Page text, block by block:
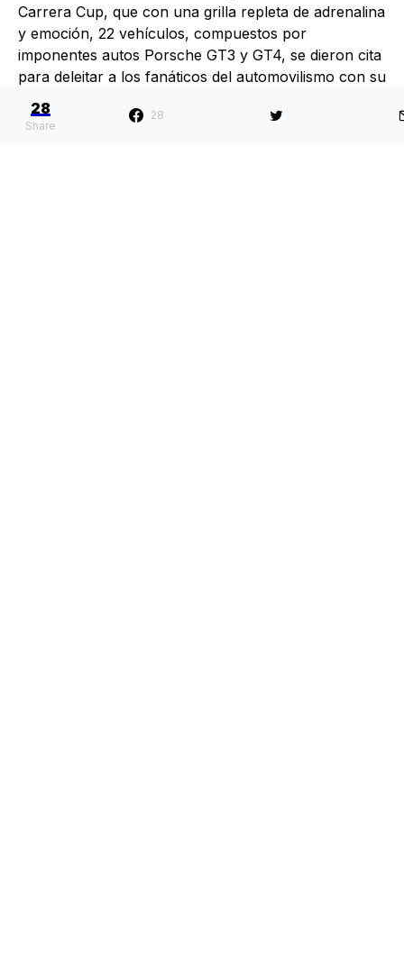
Carrera Cup, que con una grilla repleta de adrenalina
y emoción, 22 vehículos, compuestos por
imponentes autos Porsche GT3 y GT4, se dieron cita
para deleitar a los fanáticos del automovilismo con su
novedades del nuevo Porsche Panamera y al final
28
Share
28